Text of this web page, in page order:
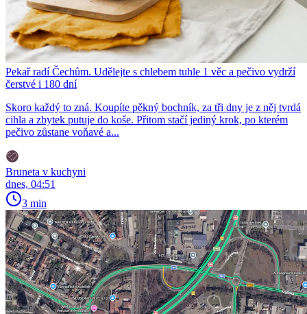
Pekař radí Čechům. Udělejte s chlebem tuhle 1 věc a pečivo vydrží
čerstvé i 180 dní
Skoro každý to zná. Koupíte pěkný bochník, za tři dny je z něj tvrdá
cihla a zbytek putuje do koše. Přitom stačí jediný krok, po kterém
pečivo zůstane voňavé a...
Bruneta v kuchyni
dnes, 04:51
3 min